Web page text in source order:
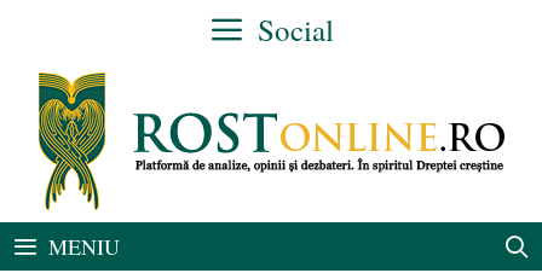
conținut
Social
MENIU